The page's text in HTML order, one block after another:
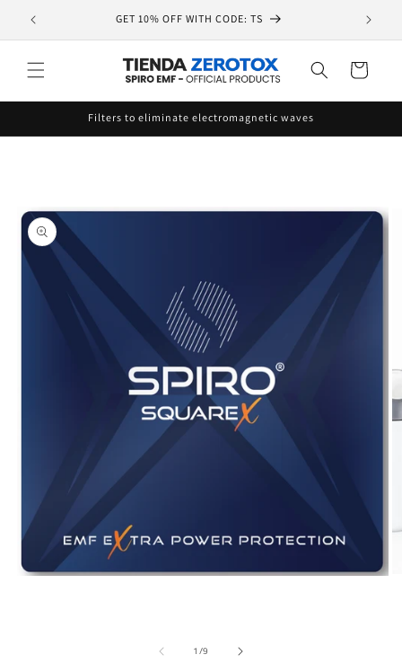
Skip to
content
GET 10% OFF WITH CODE: TS
Cart
Filters to eliminate electromagnetic waves
1 /of
9